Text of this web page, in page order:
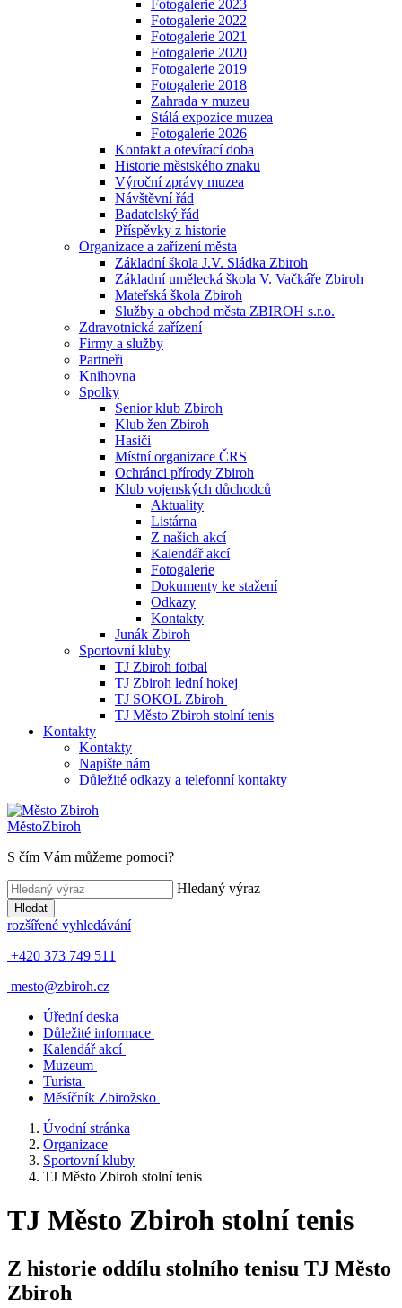
Fotogalerie 2023
Fotogalerie 2022
Fotogalerie 2021
Fotogalerie 2020
Fotogalerie 2019
Fotogalerie 2018
Zahrada v muzeu
Stálá expozice muzea
Fotogalerie 2026
Kontakt a otevírací doba
Historie městského znaku
Výroční zprávy muzea
Návštěvní řád
Badatelský řád
Příspěvky z historie
Organizace a zařízení města
Základní škola J.V. Sládka Zbiroh
Základní umělecká škola V. Vačkáře Zbiroh
Mateřská škola Zbiroh
Služby a obchod města ZBIROH s.r.o.
Zdravotnická zařízení
Firmy a služby
Partneři
Knihovna
Spolky
Senior klub Zbiroh
Klub žen Zbiroh
Hasiči
Místní organizace ČRS
Ochránci přírody Zbiroh
Klub vojenských důchodců
Aktuality
Listárna
Z našich akcí
Kalendář akcí
Fotogalerie
Dokumenty ke stažení
Odkazy
Kontakty
Junák Zbiroh
Sportovní kluby
TJ Zbiroh fotbal
TJ Zbiroh lední hokej
TJ SOKOL Zbiroh
TJ Město Zbiroh stolní tenis
Kontakty
Kontakty
Napište nám
Důležité odkazy a telefonní kontakty
MěstoZbiroh
S čím Vám můžeme pomoci?
Hledaný výraz
Hledat
rozšířené vyhledávání
+420 373 749 511
mesto@zbiroh.cz
Úřední deska
Důležité informace
Kalendář akcí
Muzeum
Turista
Měsíčník Zbirožsko
Úvodní stránka
Organizace
Sportovní kluby
TJ Město Zbiroh stolní tenis
TJ Město Zbiroh stolní tenis
Z historie oddílu stolního tenisu TJ Město
Zbiroh